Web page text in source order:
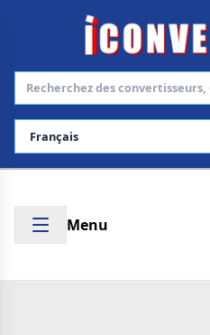
Choisir la langue
Menu